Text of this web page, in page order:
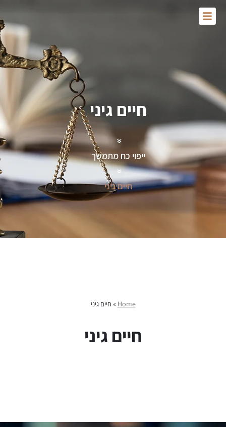
Skip
חיים גיני
»
ייפוי כח מתמשך
»
חיים גיני
Home
» חיים גיני
חיים גיני